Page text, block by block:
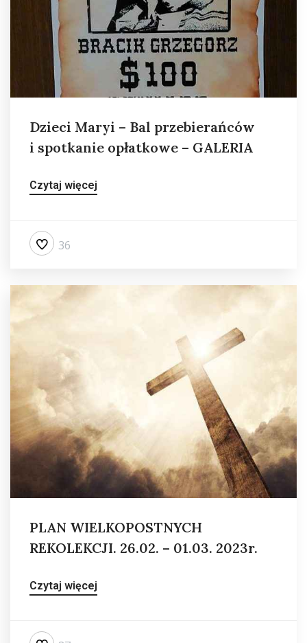
Dzieci Maryi – Bal przebierańców
i spotkanie opłatkowe – GALERIA
Czytaj więcej
36
PLAN WIELKOPOSTNYCH
REKOLEKCJI. 26.02. – 01.03. 2023r.
Czytaj więcej